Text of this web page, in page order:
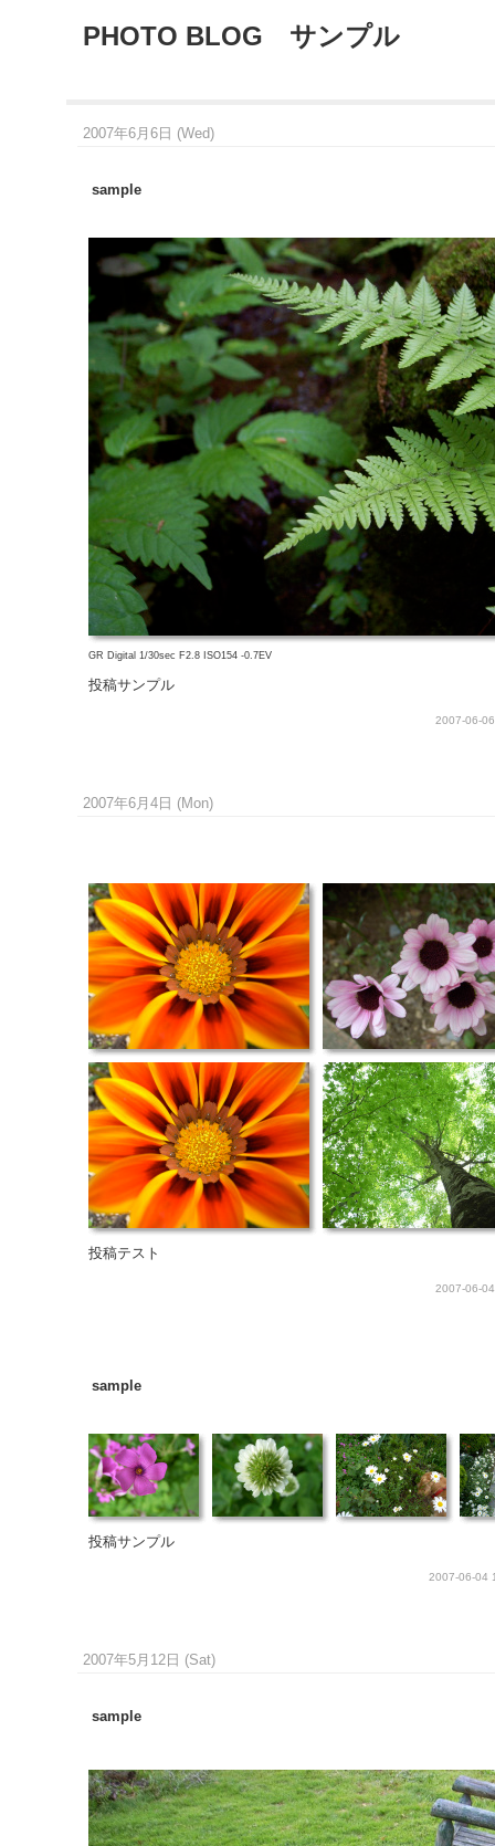
PHOTO BLOG サンプル
2007年6月6日 (Wed)
sample
GR Digital 1/30sec F2.8 ISO154 -0.7EV
投稿サンプル
2007-06-
2007年6月4日 (Mon)
投稿テスト
2007-06-
sample
投稿サンプル
2007-06-04
2007年5月12日 (Sat)
sample